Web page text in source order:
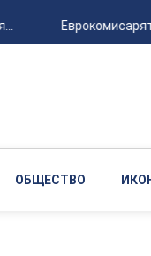
Еврокомисарят
ОБЩЕСТВО